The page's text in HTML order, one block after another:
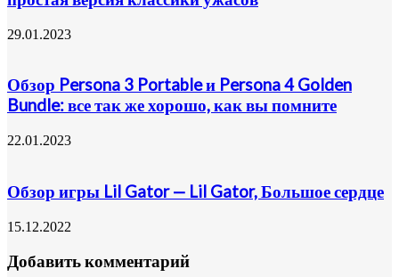
29.01.2023
Обзор Persona 3 Portable и Persona 4 Golden
Bundle: все так же хорошо, как вы помните
22.01.2023
Обзор игры Lil Gator — Lil Gator, Большое сердце
15.12.2022
Добавить комментарий